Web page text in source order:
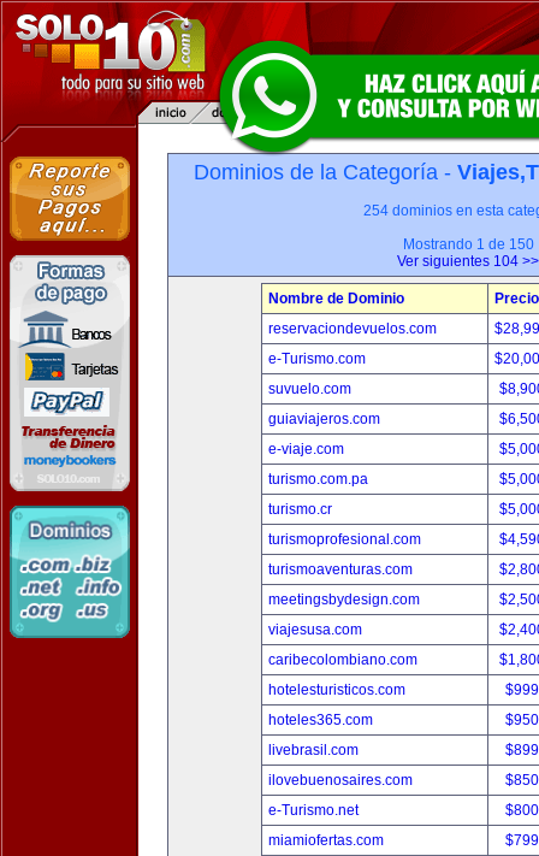
Dominios de la Categoría -
254 dominios en esta
Mostrando 1 de 150
Ver siguientes 104 >>
Nombre de Dominio
Precio
reservaciondevuelos.com
e-Turismo.com
suvuelo.com
guiaviajeros.com
e-viaje.com
turismo.com.pa
turismo.cr
turismoprofesional.com
turismoaventuras.com
meetingsbydesign.com
viajesusa.com
caribecolombiano.com
hotelesturisticos.com
hoteles365.com
livebrasil.com
ilovebuenosaires.com
e-Turismo.net
miamiofertas.com